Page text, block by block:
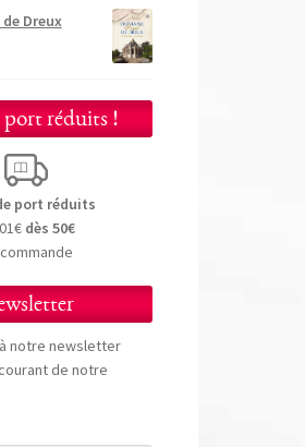
Dreux
port réduits !
port réduits
dès 50€
notre newsletter
de notre